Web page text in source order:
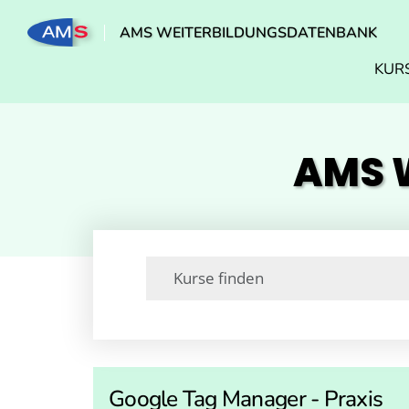
AMS WEITERBILDUNGSDATENBANK
AMS
Google Tag Manager - Praxis